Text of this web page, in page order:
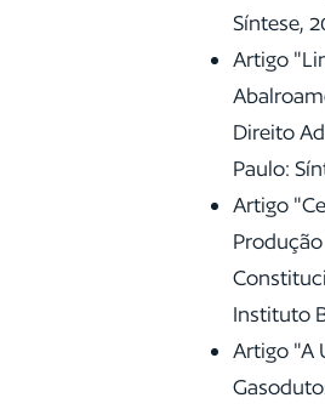
Síntese,
Artigo
Direito
Paulo:
Artigo
Instituto
Artigo "A